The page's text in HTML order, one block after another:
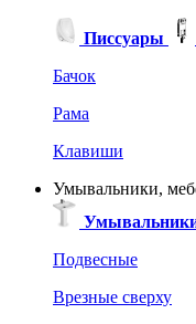
Писсуары
Бачок
Рама
Клавиши
Умывальники,
Подвесные
Врезные сверху